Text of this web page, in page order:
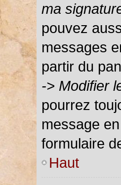
ma
pouvez
messages
partir du
-> Modifier
pourrez
message
formulaire
Haut